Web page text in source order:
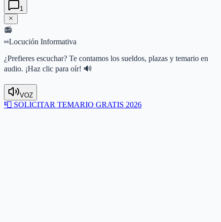
1
📻
Locución Informativa
¿Prefieres escuchar? Te contamos los sueldos, plazas y temario en
audio. ¡Haz clic para oír! 🔊
VOZ
📮 SOLICITAR TEMARIO GRATIS 2026